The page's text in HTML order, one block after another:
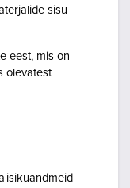
sisu
eest, mis on
olevatest
isikuandmeid